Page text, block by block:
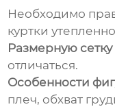
Необходимо
куртки
Размерную
отличаться.
Особенности
плеч, обхват